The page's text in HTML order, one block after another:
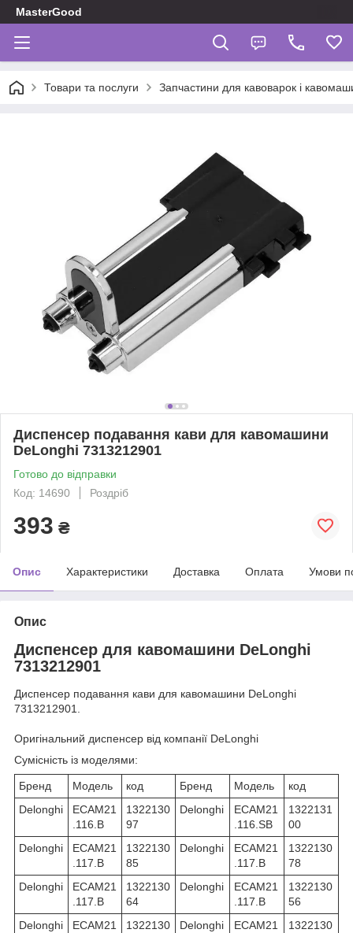
MasterGood
Товари та послуги Запчастини для кавоварок і
Диспенсер подавання кави для кавомашини
DeLonghi 7313212901
Готово до відправки
Код: 14690
Роздріб
393 ₴
Опис Характеристики Доставка Оплата Умови
Опис
Диспенсер для кавомашини DeLonghi
7313212901
Диспенсер подавання кави для кавомашини DeLonghi
7313212901.
Оригінальний диспенсер від компанії DeLonghi
Сумісність із моделями:
Бренд Модель код Бренд Модель
код
Delonghi
ECAM21
.116.B
1322130
97
Delonghi
ECAM21
.116.SB
1322131
00
Delonghi
ECAM21
.117.B
1322130
85
Delonghi
ECAM21
.117.B
1322130
78
Delonghi
ECAM21
.117.B
1322130
64
Delonghi
ECAM21
.117.B
1322130
56
Delonghi
ECAM21
1322130
Delonghi
ECAM21
1322130